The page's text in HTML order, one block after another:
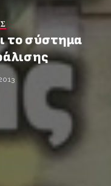
το σύστημα